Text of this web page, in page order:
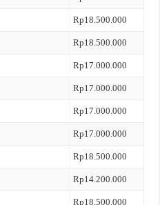
Rp18.500.000
Rp18.500.000
Rp17.000.000
Rp17.000.000
Rp17.000.000
Rp17.000.000
Rp18.500.000
Rp14.200.000
Rp18.500.000